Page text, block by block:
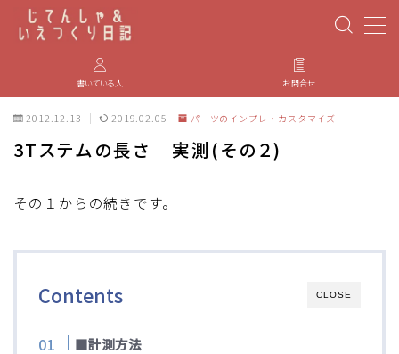
PBP(Paris-Brest-Paris)
書いている人 お問合せ
2012.12.13 2019.02.05 パーツのインプレ・カスタマイズ
3Tステムの長さ 実測(その２)
その１からの続きです。
CLOSE
Contents
■計測方法